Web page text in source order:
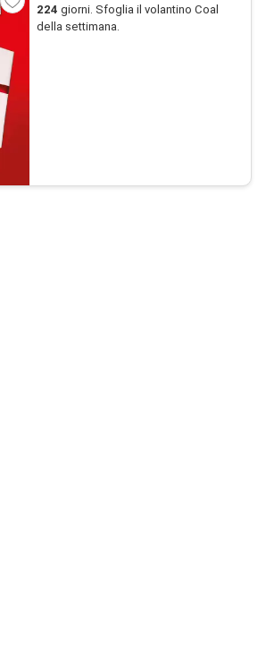
224 giorni. Sfoglia il volantino Coal
della settimana.